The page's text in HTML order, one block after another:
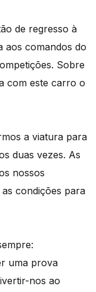
de regresso à
aos comandos do
Sobre
com este carro o
a viatura para
duas vezes. As
nossos
condições para
uma prova
nos ao